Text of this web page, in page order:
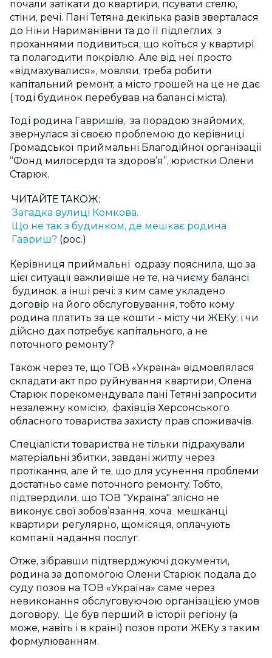
почали затікати до квартири, псувати стелю,
стіни, речі. Пані Тетяна декілька разів зверталася
до Ніни Нариманівни та до її підлеглих з
проханнями подивиться, що коїться у квартирі
та полагодити покрівлю. Але від неї просто
«відмахувалися», мовляи, треба робити
капітальний ремонт, а місто грошей на це не дає
( тоді будинок перебував на балансі міста).
Тоді родина Гавришів, за порадою знайомих,
звернулася зі своєю проблемою до керівниці
Громадської приймальні Благодійної організації
“Фонд милосердя та здоров’я”, юристки Олени
Старюк.
ЧИТАЙТЕ ТАКОЖ:
Загадка вулиці Комкова.
Що не так з будинком, де мешкає родина
Гавриш? (рос.)
Керівниця приймальні одразу пояснила, що за
цієї ситуації важливіше не те, на чиєму балансі
будинок, а інші речі: з ким саме укладено
договір на його обслуговування, тобто кому
родина платить за це кошти - місту чи ЖЕКу; і чи
дійсно дах потребує капітального, а не
поточного ремонту?
Також через те, що ТОВ «Україна» відмовлялася
складати акт про руйнування квартири, Олена
Старюк порекомендувала пані Тетяні запросити
незалежну комісію, фахівців Херсонського
обласного товариства захисту прав споживачів.
Спеціалісти товариства не тільки підрахували
матеріальні збитки, завдані житлу через
протікання, але й те, що для усунення проблеми
достатньо саме поточного ремонту. Тобто,
підтвердили, що ТОВ "Україна" злісно не
виконує свої зобов’язання, хоча мешканці
квартири регулярно, щомісяця, оплачують
компанії надання послуг.
Отже, зібравши підтверджуючі документи,
родина за допомогою Олени Старюк подала до
суду позов на ТОВ «Україна» саме через
невиконання обслуговуючою організацією умов
договору. Це був перший в історії регіону (а
може, навіть і в країні) позов проти ЖЕКу з таким
формулюванням.